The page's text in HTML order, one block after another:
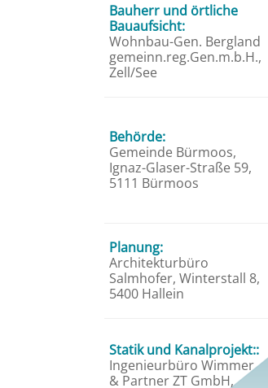
Bauherr und örtliche
Bauaufsicht:
Wohnbau-Gen. Bergland
gemeinn.reg.Gen.m.b.H.,
Zell/See
Behörde:
Gemeinde Bürmoos,
Ignaz-Glaser-Straße 59,
5111 Bürmoos
Planung:
Architekturbüro
Salmhofer, Winterstall 8,
5400 Hallein
Statik und Kanalprojekt::
Ingenieurbüro Wimmer
& Partner ZT GmbH,